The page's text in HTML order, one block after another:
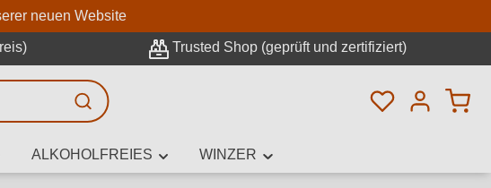
springen
springen
neuen Website
Trusted Shop (geprüft und zertifiziert)
Du hast 0
ALKOHOLFREIES WINZER
Erweiterte Suche